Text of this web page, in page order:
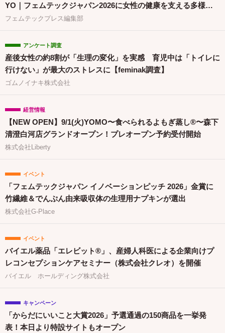
YO｜フェムテックジャパン2026に女性の健康を支える多様な
取り組みが集結
フェムテックプレス編集部
アンケート調査
産後女性の約8割が「生理の変化」を実感 育児中は「トイレに
行けない」が最大のストレスに【feminak調査】
ゴムノイナキ株式会社
経営情報
【NEW OPEN】9/1(火)YOMO〜食べられるよもぎ蒸し®〜森下
清澄白河店グランドオープン！プレオープン予約受付開始
株式会社Liberty
イベント
「フェムテックジャパン イノベーションピッチ 2026」金賞に
竹繊維＆でんぷん由来吸収体の生理用ナプキンが選出
株式会社G-Place
イベント
バイエル薬品「エレビット®」、産婦人科医による企業向けプ
レコンセプションケアセミナー（株式会社クレオ）を開催
バイエル ホールディング株式会社
キャンペーン
「からだにいいこと大賞2026」予選通過の150商品を一挙発
表！本日より特設サイトもオープン